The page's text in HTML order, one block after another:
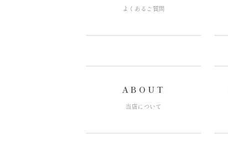
よくあるご質問
ABOUT
当店について